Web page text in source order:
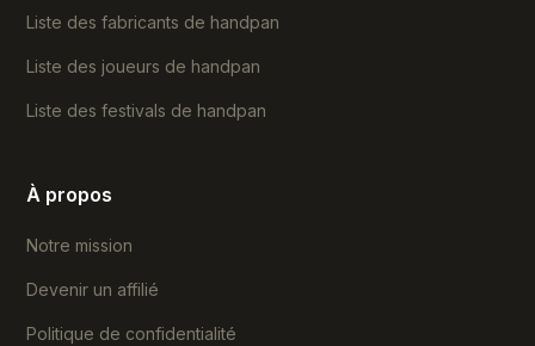
Liste des fabricants de handpan
Liste des joueurs de handpan
Liste des festivals de handpan
À propos
Notre mission
Devenir un affilié
Politique de confidentialité